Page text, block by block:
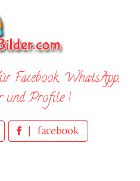
Facebook, WhatsApp,
und Profile !